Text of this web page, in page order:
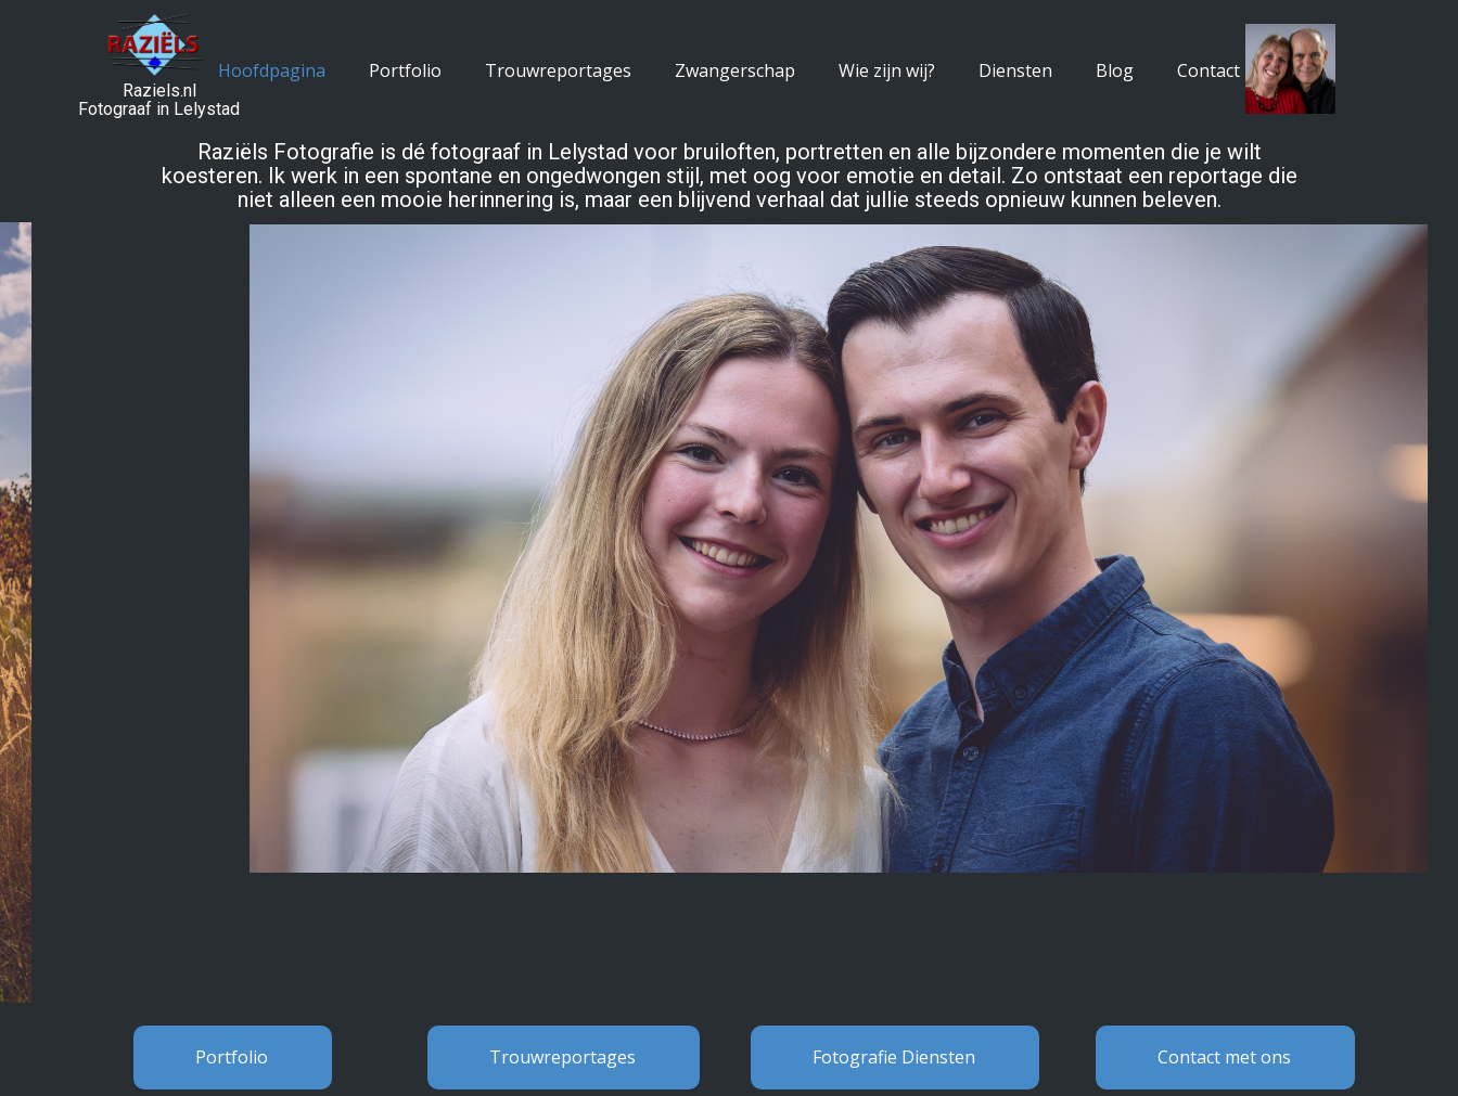
Hoofdpagina Portfolio Trouwreportages Zwangerschap Wie zijn wij? Diensten Blog Contact
Raziels.nl
Fotograaf in Lelystad
Raziëls Fotografie is dé fotograaf in Lelystad voor bruiloften, portretten en alle bijzondere momenten die je wilt
koesteren. Ik werk in een spontane en ongedwongen stijl, met oog voor emotie en detail. Zo ontstaat een reportage die
niet alleen een mooie herinnering is, maar een blijvend verhaal dat jullie steeds opnieuw kunnen beleven.
Portfolio Trouwreportages Fotografie Diensten Contact met ons